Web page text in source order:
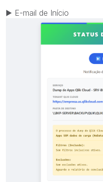
▶️ E-mail de Início